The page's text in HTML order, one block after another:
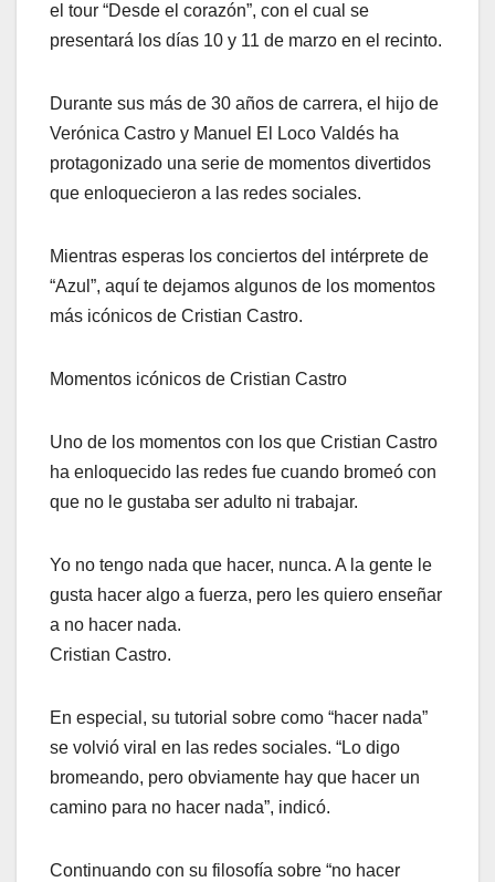
el tour “Desde el corazón”, con el cual se
presentará los días 10 y 11 de marzo en el recinto.
Durante sus más de 30 años de carrera, el hijo de
Verónica Castro y Manuel El Loco Valdés ha
protagonizado una serie de momentos divertidos
que enloquecieron a las redes sociales.
Mientras esperas los conciertos del intérprete de
“Azul”, aquí te dejamos algunos de los momentos
más icónicos de Cristian Castro.
Momentos icónicos de Cristian Castro
Uno de los momentos con los que Cristian Castro
ha enloquecido las redes fue cuando bromeó con
que no le gustaba ser adulto ni trabajar.
Yo no tengo nada que hacer, nunca. A la gente le
gusta hacer algo a fuerza, pero les quiero enseñar
a no hacer nada.
Cristian Castro.
En especial, su tutorial sobre como “hacer nada”
se volvió viral en las redes sociales. “Lo digo
bromeando, pero obviamente hay que hacer un
camino para no hacer nada”, indicó.
Continuando con su filosofía sobre “no hacer